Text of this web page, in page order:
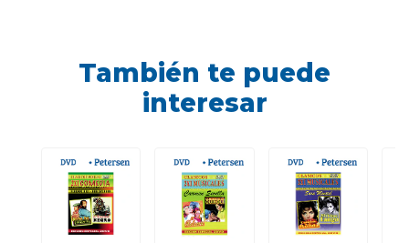
También te puede
interesar